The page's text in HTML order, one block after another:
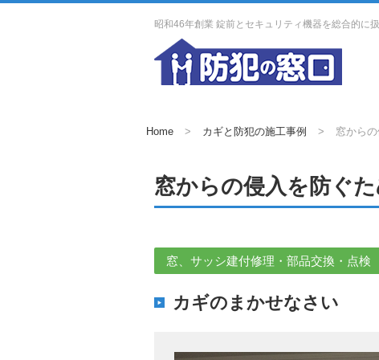
昭和46年創業 錠前とセキュリティ機器を総合的に
Home カギと防犯の施工事例 窓から
窓からの侵入を防ぐ
窓、サッシ建付修理・部品交換・点検
カギのまかせなさい